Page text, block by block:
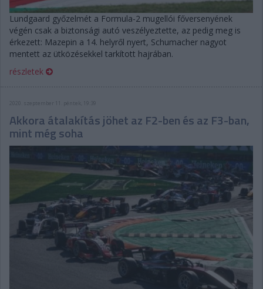
Lundgaard győzelmét a Formula-2 mugellói főversenyének
végén csak a biztonsági autó veszélyeztette, az pedig meg is
érkezett: Mazepin a 14. helyről nyert, Schumacher nagyot
mentett az ütközésekkel tarkított hajrában.
részletek
2020. szeptember 11. péntek, 19:39
Akkora átalakítás jöhet az F2-ben és az F3-ban,
mint még soha